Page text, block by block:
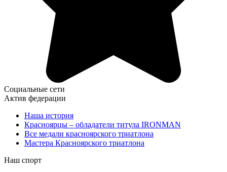
Социальные сети
Актив федерации
Наша история
Красноярцы – обладатели титула IRONMAN
Все медали красноярского триатлона
Мастера Красноярского триатлона
Наш спорт